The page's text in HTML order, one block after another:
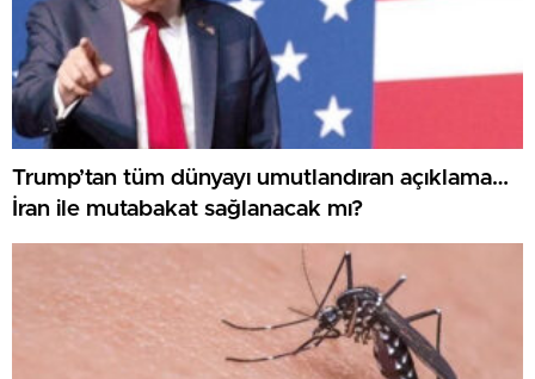
Trump’tan tüm dünyayı umutlandıran açıklama…
İran ile mutabakat sağlanacak mı?